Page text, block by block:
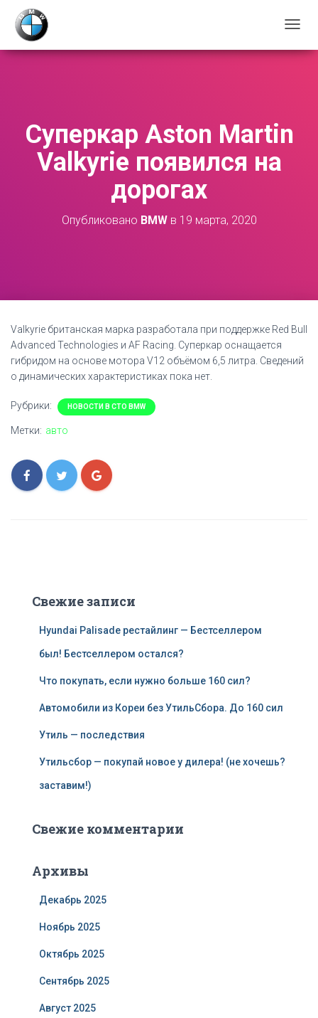
Е
Ч
И
Суперкар Aston Martin
Valkyrie появился на
дорогах
Опубликовано BMWв 19 марта, 2020
Valkyrie британская марка разработала при поддержке Red Bull
Advanced Technologies и AF Racing. Суперкар оснащается
гибридом на основе мотора V12 объёмом 6,5 литра. Сведений
о динамических характеристиках пока нет.
Рубрики: НОВОСТИ В СТО BMW
Метки: авто
Свежие записи
Hyundai Palisade рестайлинг — Бестселлером
был! Бестселлером остался?
Что покупать, если нужно больше 160 сил?
Автомобили из Кореи без УтильСбора. До 160 сил
Утиль — последствия
Утильсбор — покупай новое у дилера! (не хочешь?
заставим!)
Свежие комментарии
Архивы
Декабрь 2025
Ноябрь 2025
Октябрь 2025
Сентябрь 2025
Август 2025